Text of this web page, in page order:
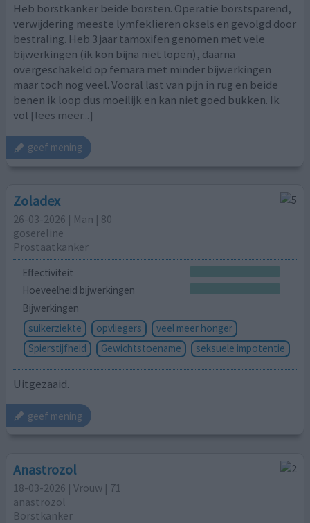
Heb borstkanker beide borsten. Operatie borstsparend,
verwijdering meeste lymfeklieren oksels en gevolgd door
bestraling. Heb 3 jaar tamoxifen genomen met vele
bijwerkingen (ik kon bijna niet lopen), daarna
overgeschakeld op femara met minder bijwerkingen
maar toch nog veel. Vooral last van pijn in rug en beide
benen ik loop dus moeilijk en kan niet goed bukken. Ik
vol [lees meer...]
geef mening
Zoladex
26-03-2026 | Man | 80
gosereline
Prostaatkanker
Effectiviteit
Hoeveelheid bijwerkingen
Bijwerkingen
suikerziekte
opvliegers
veel meer honger
Spierstijfheid
Gewichtstoename seksuele impotentie
Uitgezaaid.
geef mening
Anastrozol
18-03-2026 | Vrouw | 71
anastrozol
Borstkanker